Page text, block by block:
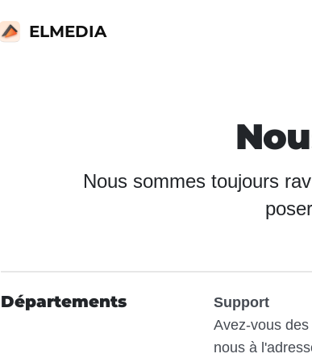
ELMEDIA
Nous sommes toujours
Départements
Support
Avez-vous
nous à